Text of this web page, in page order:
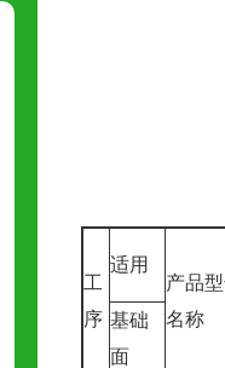
工
序
适用
产品
名称
基础
面